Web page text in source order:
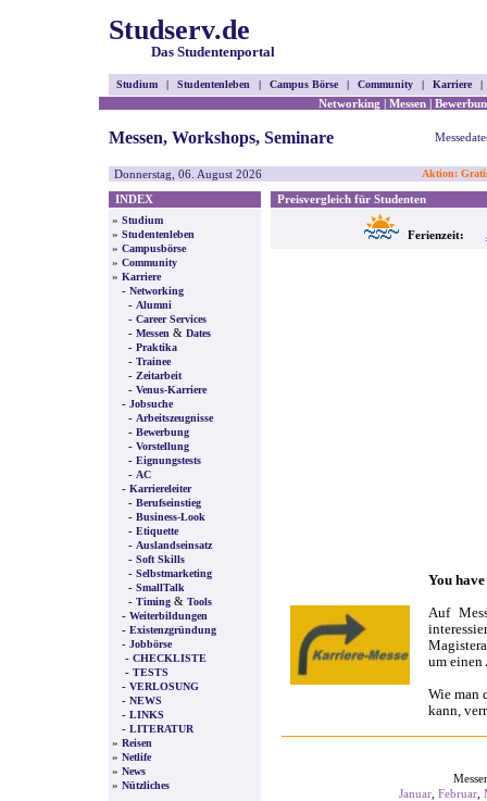
Studserv.de
Das Studentenportal
Studium | Studentenleben | Campus Börse | Community | Karriere |
Networking | Messen |
Messen, Workshops, Seminare
Donnerstag, 06. August 2026 Aktion:
INDEX
» Studium
» Studentenleben
» Campusbörse
» Community
» Karriere
- Networking
- Alumni
- Career Services
- Messen & Dates
- Praktika
- Trainee
- Zeitarbeit
- Venus-Karriere
- Jobsuche
- Arbeitszeugnisse
- Bewerbung
- Vorstellung
- Eignungstests
- AC
- Karriereleiter
- Berufseinstieg
- Business-Look
- Etiquette
- Auslandseinsatz
- Soft Skills
- Selbstmarketing
- SmallTalk
- Timing & Tools
- Weiterbildungen
- Existenzgründung
- Jobbörse
- CHECKLISTE
- TESTS
- VERLOSUNG
- NEWS
- LINKS
- LITERATUR
» Reisen
» Netlife
» News
» Nützliches
Preisvergleich für Studenten
Ferienzeit:
You
Auf
um einen
Wie man
kann,
Januar ,Februar ,